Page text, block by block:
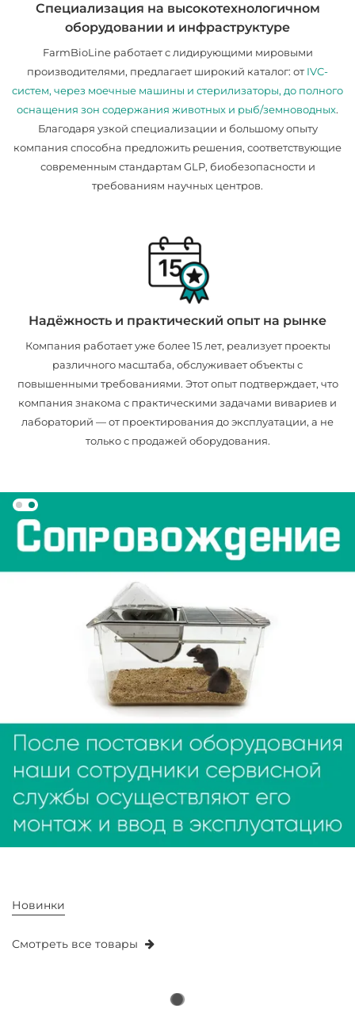
Специализация на высокотехнологичном
оборудовании и инфраструктуре
FarmBioLine работает с лидирующими мировыми
производителями, предлагает широкий каталог: от IVC-
систем, через моечные машины и стерилизаторы, до полного
оснащения зон содержания животных и рыб/земноводных.
Благодаря узкой специализации и большому опыту
компания способна предложить решения, соответствующие
современным стандартам GLP, биобезопасности и
требованиям научных центров.
Надёжность и практический опыт на рынке
Компания работает уже более 15 лет, реализует проекты
различного масштаба, обслуживает объекты с
повышенными требованиями. Этот опыт подтверждает, что
компания знакома с практическими задачами вивариев и
лабораторий — от проектирования до эксплуатации, а не
только с продажей оборудования.
Новинки
Смотреть все товары